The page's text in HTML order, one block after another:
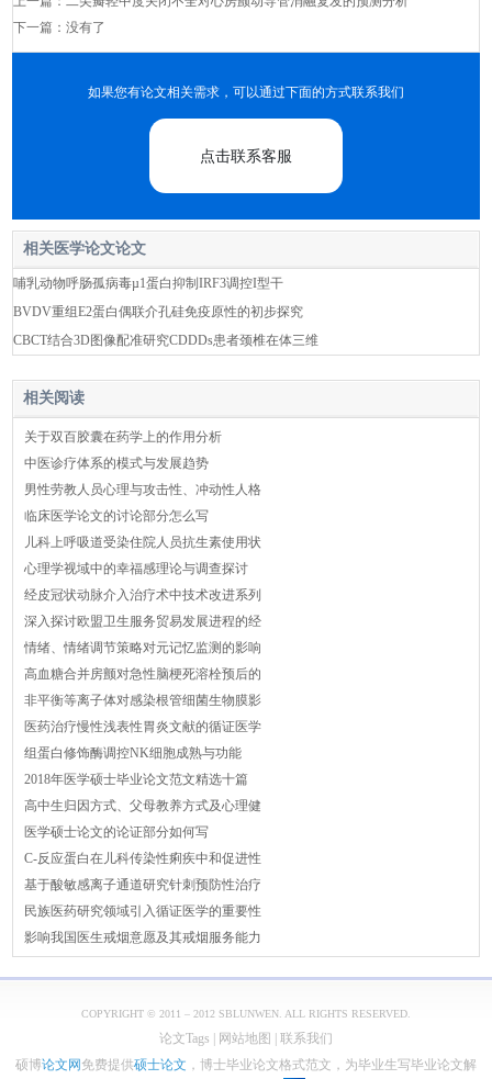
下一篇：没有了
如果您有论文相关需求，可以通过下面的方式联系我们
点击联系客服
相关医学论文论文
哺乳动物呼肠孤病毒µ1蛋白抑制IRF3调控I型干
BVDV重组E2蛋白偶联介孔硅免疫原性的初步探究
CBCT结合3D图像配准研究CDDDs患者颈椎在体三维
相关阅读
关于双百胶囊在药学上的作用分析
中医诊疗体系的模式与发展趋势
男性劳教人员心理与攻击性、冲动性人格
临床医学论文的讨论部分怎么写
儿科上呼吸道受染住院人员抗生素使用状
心理学视域中的幸福感理论与调查探讨
经皮冠状动脉介入治疗术中技术改进系列
深入探讨欧盟卫生服务贸易发展进程的经
情绪、情绪调节策略对元记忆监测的影响
高血糖合并房颤对急性脑梗死溶栓预后的
非平衡等离子体对感染根管细菌生物膜影
医药治疗慢性浅表性胃炎文献的循证医学
组蛋白修饰酶调控NK细胞成熟与功能
2018年医学硕士毕业论文范文精选十篇
高中生归因方式、父母教养方式及心理健
医学硕士论文的论证部分如何写
C-反应蛋白在儿科传染性痢疾中和促进性
基于酸敏感离子通道研究针刺预防性治疗
民族医药研究领域引入循证医学的重要性
影响我国医生戒烟意愿及其戒烟服务能力
COPYRIGHT © 2011 – 2012 SBLUNWEN. ALL RIGHTS RESERVED.
论文Tags 网站地图
联系我们
硕博论文网 免费提供硕士论文 ，博士毕业论文格式范文，为毕业生写毕业论文解